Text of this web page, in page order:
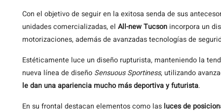
Con el objetivo de seguir en la exitosa senda de sus
unidades comercializadas, el All-new Tucson incorpora un
motorizaciones, además de avanzadas tecnologías de
Estéticamente luce un diseño rupturista, manteniendo la
nueva línea de diseño Sensuous Sportiness, utilizando
le dan una apariencia mucho más deportiva y futurista.
En su frontal destacan elementos como las luces de